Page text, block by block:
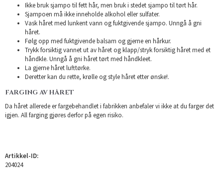
Ikke bruk sjampo til fett hår, men bruk i stedet sjampo til tørt hår.
Sjampoen må ikke inneholde alkohol eller sulfater.
Vask håret med lunkent vann og fuktgivende sjampo. Unngå å gni
håret.
Følg opp med fuktgivende balsam og gjerne en hårkur.
Trykk forsiktig vannet ut av håret og klapp/stryk forsiktig håret med et
håndkle. Unngå å gni håret tørt med håndkleet.
La gjerne håret lufttørke.
Deretter kan du rette, krølle og style håret etter ønske!.
FARGING AV HÅRET
Da håret allerede er fargebehandlet i fabrikken anbefaler vi ikke at du farger det
igjen. All farging gjøres derfor på egen risiko.
Artikkel-ID:
204024